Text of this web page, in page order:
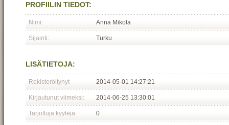
PROFIILIN TIEDOT:
Nimi: Anna Mikola
Sijainti: Turku
LISÄTIETOJA:
Rekisteröitynyt 2014-05-01 14:27:21
Kirjautunut viimeksi: 2014-06-25 13:30:01
Tarjottuja kyytejä: 0